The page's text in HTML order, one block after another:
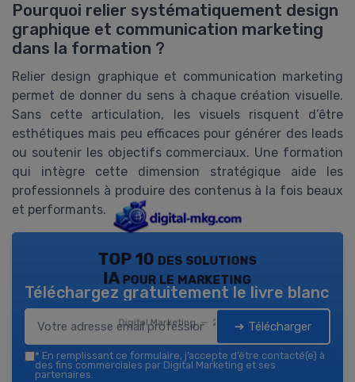
Pourquoi relier systématiquement design
graphique et communication marketing
dans la formation ?
Relier design graphique et communication marketing
permet de donner du sens à chaque création visuelle.
Sans cette articulation, les visuels risquent d’être
esthétiques mais peu efficaces pour générer des leads
ou soutenir les objectifs commerciaux. Une formation
qui intègre cette dimension stratégique aide les
professionnels à produire des contenus à la fois beaux
et performants.
TOP 10 des solutions
IA pour le marketing
Digital Marketing — 2026
Téléchargez gratuitement le livre blanc
➔ Télécharger
* En remplissant ce formulaire, j’accepte d’être contacté(e) à
des fins commerciales par Digital Marketing et ses
partenaires.